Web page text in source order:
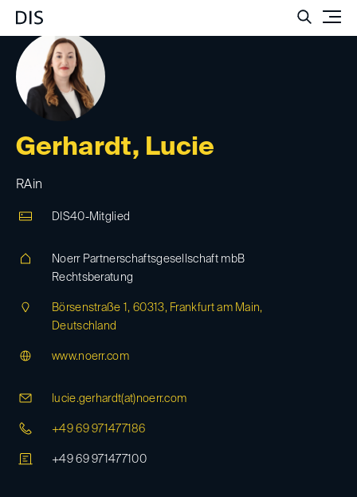
Gerhardt, Lucie
RAin
DIS40-Mitglied
Noerr Partnerschaftsgesellschaft mbB
Rechtsberatung
Börsenstraße 1, 60313, Frankfurt am Main,
Deutschland
www.noerr.com
lucie.gerhardt(at)noerr.com
+49 69 971477186
+49 69 971477100